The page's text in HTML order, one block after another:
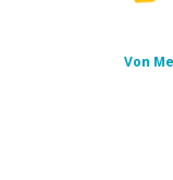
Von